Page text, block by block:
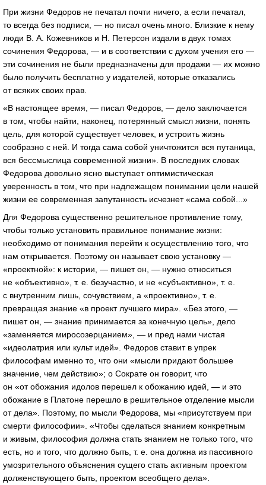
При жизни Федоров не печатал почти ничего, а если печатал,
то всегда без подписи, — но писал очень много. Близкие к нему
люди В. А. Кожевников и Н. Петерсон издали в двух томах
сочинения Федорова, — и в соответствии с духом учения его —
эти сочинения не были предназначены для продажи — их можно
было получить бесплатно у издателей, которые отказались
от всяких своих прав.
«В настоящее время, — писал Федоров, — дело заключается
в том, чтобы найти, наконец, потерянный смысл жизни, понять
цель, для которой существует человек, и устроить жизнь
сообразно с ней. И тогда сама собой уничтожится вся путаница,
вся бессмыслица современной жизни». В последних словах
Федорова довольно ясно выступает оптимистическая
уверенность в том, что при надлежащем понимании цели нашей
жизни ее современная запутанность исчезнет «сама собой...»
Для Федорова существенно решительное противление тому,
чтобы только установить правильное понимание жизни:
необходимо от понимания перейти к осуществлению того, что
нам открывается. Поэтому он называет свою установку —
«проектной»: к истории, — пишет он, — нужно относиться
не «объективно», т. е. безучастно, и не «субъективно», т. е.
с внутренним лишь, сочувствием, а «проективно», т. е.
превращая знание «в проект лучшего мира». «Без этого, —
пишет он, — знание принимается за конечную цель», дело
«заменяется миросозерцанием», — и пред нами чистая
«идеолатрия или культ идей». Федоров ставит в упрек
философам именно то, что они «мысли придают большее
значение, чем действию»; о Сократе он говорит, что
он «от обожания идолов перешел к обожанию идей, — и это
обожание в Платоне перешло в решительное отделение мысли
от дела». Поэтому, по мысли Федорова, мы «присутствуем при
смерти философии». «Чтобы сделаться знанием конкретным
и живым, философия должна стать знанием не только того, что
есть, но и того, что должно быть, т. е. она должна из пассивного
умозрительного объяснения сущего стать активным проектом
долженствующего быть, проектом всеобщего дела».